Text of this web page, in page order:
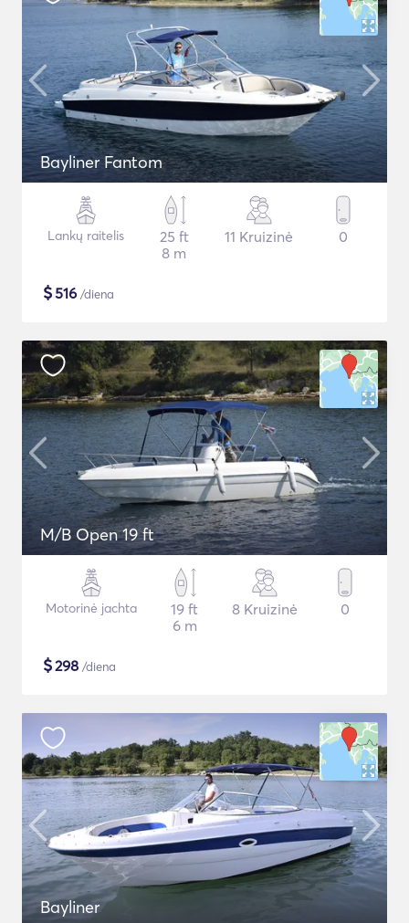
Bayliner Fantom
Lankų raitelis
25 ft
8 m
11 Kruizinė 0
$516 /diena
M/B Open 19 ft
Motorinė jachta
19 ft
6 m
8 Kruizinė 0
$298 /diena
Bayliner